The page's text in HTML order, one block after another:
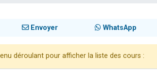
Envoyer WhatsApp
déroulant pour afficher la liste des cours :